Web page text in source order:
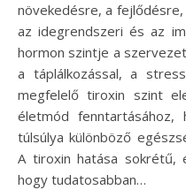
növekedésre, a
az idegrendszeri és az
hormon szintje a
a táplálkozással, a
megfelelő tiroxin szint
életmód fenntartásához,
túlsúlya különböző
A tiroxin hatása sokrétű,
hogy tudatosabban…